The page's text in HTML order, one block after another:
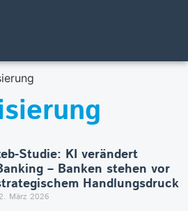
Studie: KI verändert
– Banken stehen vor
Handlungsdruck
März 2026